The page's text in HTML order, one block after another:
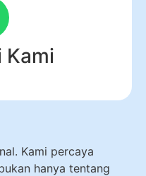
Kami
Kami percaya
hanya tentang